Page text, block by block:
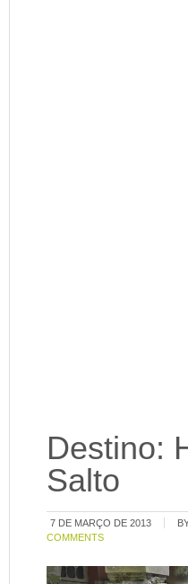
Destino:
Salto
7 DE MARÇO DE 2013
COMMENTS